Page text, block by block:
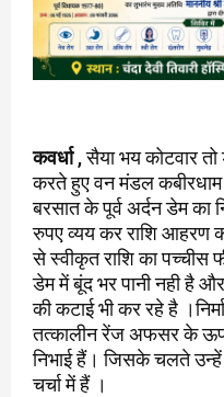
कवर्धा, सैया भय कोटवार तो
करते हुए वन मंडल
बरसात के पूर्व अर्दन डेम का
रुपए व्यय कर राशि आहरण
से स्वीकृत राशि का पच्चीस
डेम में बूंद भर पानी नही है
की कटाई भी कर रहे है
तत्कालीन रेंज अफसर के ऊपर
निभाई हैं। जिसके चलते उन्हें
चर्चा में हैं ।